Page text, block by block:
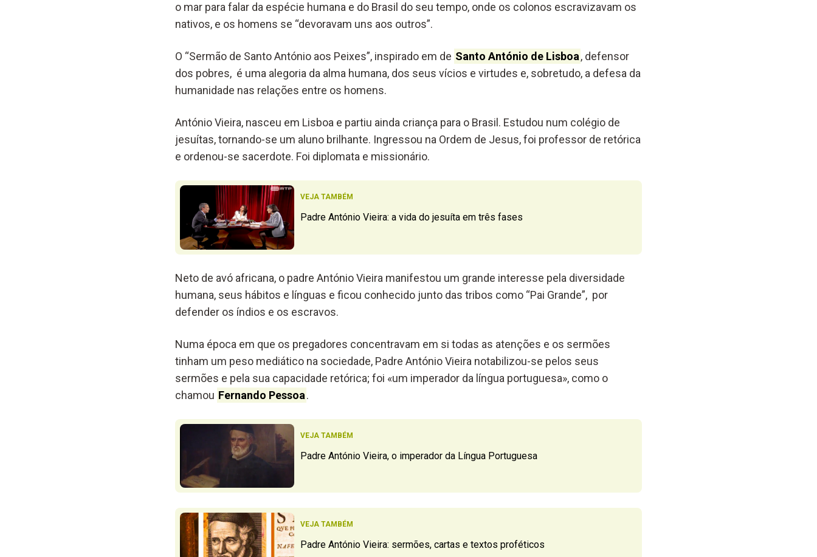
o mar para falar da espécie humana e do Brasil do seu tempo, onde os colonos escravizavam os
nativos, e os homens se “devoravam uns aos outros”.
O “Sermão de Santo António aos Peixes”, inspirado em de Santo António de Lisboa, defensor
dos pobres, é uma alegoria da alma humana, dos seus vícios e virtudes e, sobretudo, a defesa da
humanidade nas relações entre os homens.
António Vieira, nasceu em Lisboa e partiu ainda criança para o Brasil. Estudou num colégio de
jesuítas, tornando-se um aluno brilhante. Ingressou na Ordem de Jesus, foi professor de retórica
e ordenou-se sacerdote. Foi diplomata e missionário.
VEJA TAMBÉM
Padre António Vieira: a vida do jesuíta em três fases
Neto de avó africana, o padre António Vieira manifestou um grande interesse pela diversidade
humana, seus hábitos e línguas e ficou conhecido junto das tribos como “Pai Grande”, por
defender os índios e os escravos.
Numa época em que os pregadores concentravam em si todas as atenções e os sermões
tinham um peso mediático na sociedade, Padre António Vieira notabilizou-se pelos seus
sermões e pela sua capacidade retórica; foi «um imperador da língua portuguesa», como o
chamou Fernando Pessoa.
VEJA TAMBÉM
Padre António Vieira, o imperador da Língua Portuguesa
VEJA TAMBÉM
Padre António Vieira: sermões, cartas e textos proféticos